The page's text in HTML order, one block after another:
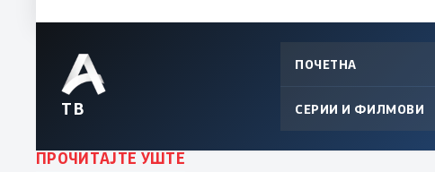
ТВ
ПОЧЕТНА
СЕРИИ И ФИЛМОВИ
ПРОЧИТАЈТЕ УШТЕ